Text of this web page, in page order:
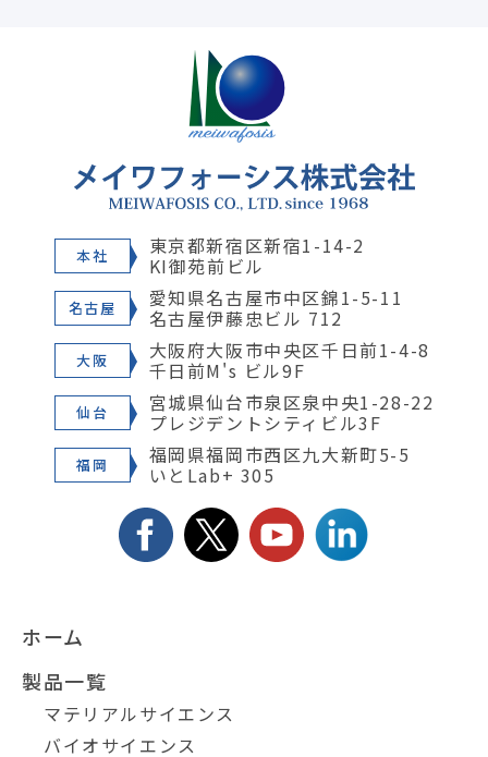
本社 東京都新宿区新宿1-14-2
KI御苑前ビル
名古屋 愛知県名古屋市中区錦1-5-11
名古屋伊藤忠ビル 712
大阪 大阪府大阪市中央区千日前1-4-8
千日前M's ビル9F
仙台 宮城県仙台市泉区泉中央1-28-22
プレジデントシティビル3F
福岡 福岡県福岡市西区九大新町5-5
いとLab+ 305
ホーム
製品一覧
マテリアルサイエンス
バイオサイエンス